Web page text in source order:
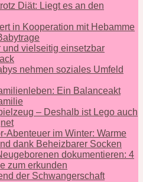
Diät: Liegt es an den
in Kooperation mit Hebamme
und vielseitig einsetzbar
nehmen soziales Umfeld
Ein Balanceakt
– Deshalb ist Lego auch
Abenteuer im Winter: Warme
dank Beheizbarer Socken
dokumentieren: 4
zum erkunden
der Schwangerschaft